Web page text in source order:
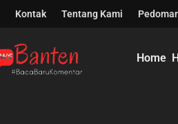
Kontak Tentang Kami
Home